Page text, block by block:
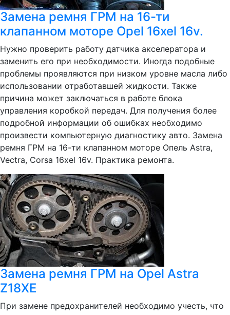
Замена ремня ГРМ на 16-ти
клапанном моторе Opel 16xel 16v.
Нужно проверить работу датчика акселератора и
заменить его при необходимости. Иногда подобные
проблемы проявляются при низком уровне масла либо
использовании отработавшей жидкости. Также
причина может заключаться в работе блока
управления коробкой передач. Для получения более
подробной информации об ошибках необходимо
произвести компьютерную диагностику авто. Замена
ремня ГРМ на 16-ти клапанном моторе Опель Astra,
Vectra, Corsa 16xel 16v. Практика ремонта.
Замена ремня ГРМ на Opel Astra
Z18XE
При замене предохранителей необходимо учесть, что